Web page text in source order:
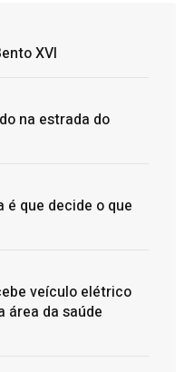
XVI
na estrada do
é que decide o que
veículo elétrico
área da saúde